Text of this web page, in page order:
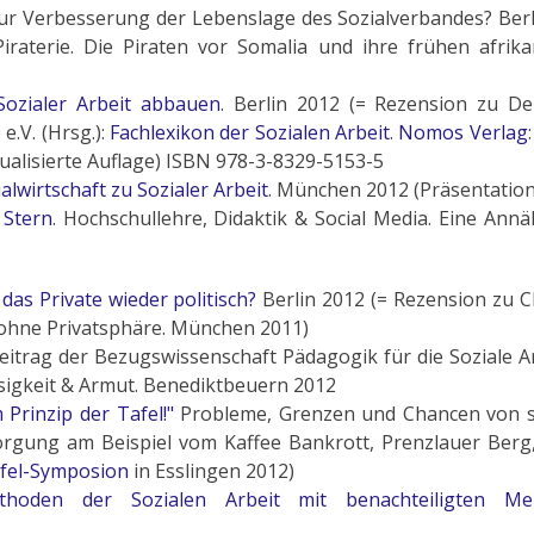
Verbesserung der Lebenslage des Sozialverbandes?
Die Piraten vor Somalia und ihre frühen
Arbeit abbauen. Berlin 2012 (= Rezension zu
(Hrsg.): Fachlexikon der Sozialen Ar­beit. Nomos Verlag
Auflage) ISBN 978-3-8329-5153-5
zu Sozialer Arbeit. München 2012
. Hochschullehre, Didaktik & Social Media. Eine
Private wieder politisch? Berlin 2012 (= Rezension zu
Privatsphäre. München 2011)
der Bezugswissenschaft Pädagogik für die Soziale
& Armut. Benediktbeuern 2012
Prinzip der Tafel!" Probleme, Grenzen und Chancen von
am Beispiel vom Kaffee Bankrott, Prenzlauer
Symposion in Esslingen 2012)
der Sozialen Arbeit mit benachteiligten